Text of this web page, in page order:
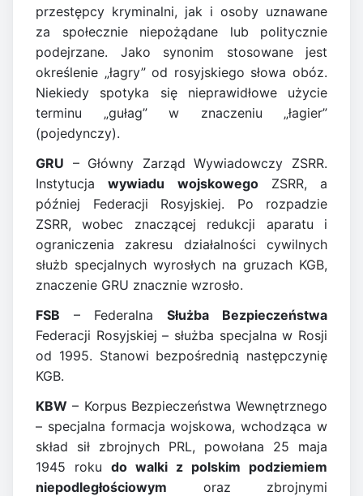
przestępcy kryminalni, jak i osoby uznawane
za społecznie niepożądane lub politycznie
podejrzane. Jako synonim stosowane jest
określenie „łagry” od rosyjskiego słowa obóz.
Niekiedy spotyka się nieprawidłowe użycie
terminu „gułag” w znaczeniu „łagier”
(pojedynczy).
GRU – Główny Zarząd Wywiadowczy ZSRR.
Instytucjawywiadu wojskowegoZSRR, a
później Federacji Rosyjskiej. Po rozpadzie
ZSRR, wobec znaczącej redukcji aparatu i
ograniczenia zakresu działalności cywilnych
służb specjalnych wyrosłych na gruzach KGB,
znaczenie GRU znacznie wzrosło.
FSB – Federalna Służba Bezpieczeństwa
Federacji Rosyjskiej – służba specjalna w Rosji
od 1995. Stanowi bezpośrednią następczynię
KGB.
KBW – Korpus Bezpieczeństwa Wewnętrznego
– specjalna formacja wojskowa, wchodząca w
skład sił zbrojnych PRL, powołana 25 maja
1945 roku do walki z polskim podziemiem
niepodległościowym oraz zbrojnymi